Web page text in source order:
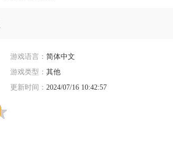
游戏语言： 简体中文
游戏类型： 其他
更新时间： 2024/07/16 10:42:57